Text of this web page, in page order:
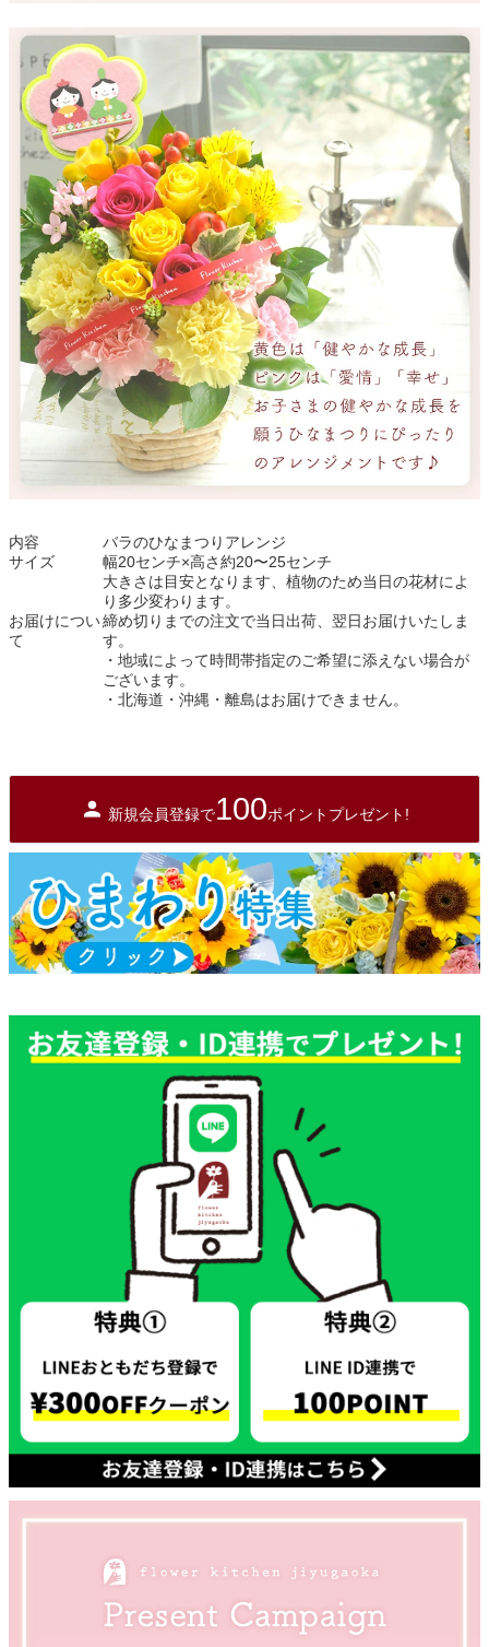
内容
バラのひなまつりアレンジ
サイズ
幅20センチ×高さ約20〜25センチ
大きさは目安となります、植物のため当日の花材によ
り多少変わります。
お届けについ
て
締め切りまでの注文で当日出荷、翌日お届けいたしま
す。
・地域によって時間帯指定のご希望に添えない場合が
ございます。
・北海道・沖縄・離島はお届けできません。
新規会員登録で100ポイントプレゼント!